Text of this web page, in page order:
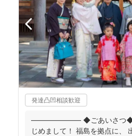
発達凸凹相談歓迎
――――――― ◆ごあいさ
じめまして！ 福島を拠点に、